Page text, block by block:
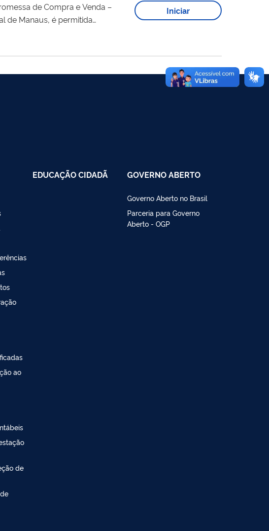
de Compra e Venda –
de Manaus, é permitida
da Resolução nº
Iniciar
ao
de
EDUCAÇÃO CIDADÃ GOVERNO ABERTO
Governo Aberto no Brasil
Parceria para Governo
Aberto - OGP